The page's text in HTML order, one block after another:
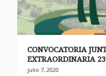
CONVOCATORIA
EXTRAORDINARIA
julio 7, 2020